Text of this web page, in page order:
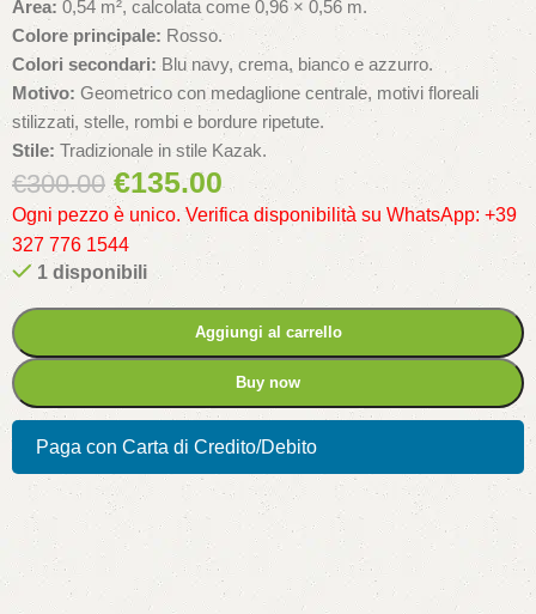
Area: 0,54 m², calcolata come 0,96 × 0,56 m.
Colore principale: Rosso.
Colori secondari:Blu navy, crema, bianco e azzurro.
Motivo: Geometrico con medaglione centrale, motivi floreali
stilizzati, stelle, rombi e bordure ripetute.
Stile: Tradizionale in stile Kazak.
€300.00 €135.00
Ogni pezzo è unico. Verifica disponibilità su WhatsApp: +39
327 776 1544
1 disponibili
Aggiungi al carrello
Buy now
Paga con Carta di Credito/Debito